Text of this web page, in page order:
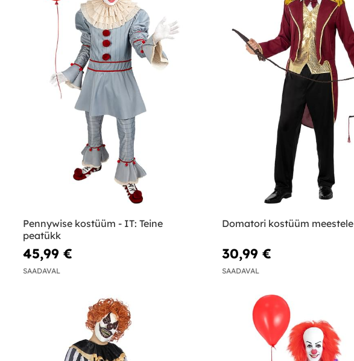
Pennywise kostüüm - IT: Teine
peatükk
45,99 €
SAADAVAL
Domatori kostüüm meestele
30,99 €
SAADAVAL